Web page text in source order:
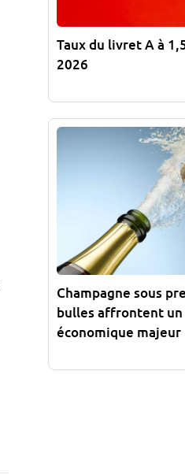
Taux du livret A à
2026
Champagne sous
bulles affrontent
économique majeur